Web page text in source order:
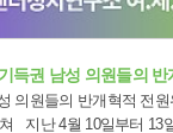
득권 남성 의원들의
회